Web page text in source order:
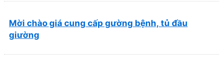
Mời chào giá cung cấp gường bệnh, tủ đầu
giường